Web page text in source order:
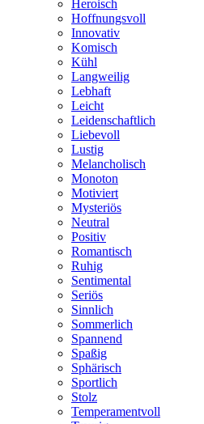
Heroisch
Hoffnungsvoll
Innovativ
Komisch
Kühl
Langweilig
Lebhaft
Leicht
Leidenschaftlich
Liebevoll
Lustig
Melancholisch
Monoton
Motiviert
Mysteriös
Neutral
Positiv
Romantisch
Ruhig
Sentimental
Seriös
Sinnlich
Sommerlich
Spannend
Spaßig
Sphärisch
Sportlich
Stolz
Temperamentvoll